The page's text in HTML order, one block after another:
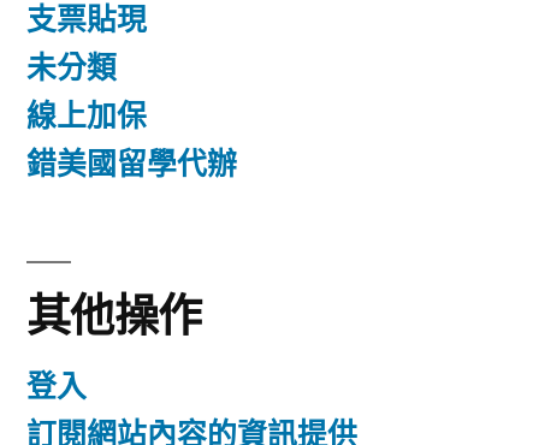
支票貼現
未分類
線上加保
錯美國留學代辦
其他操作
登入
訂閱網站內容的資訊提供